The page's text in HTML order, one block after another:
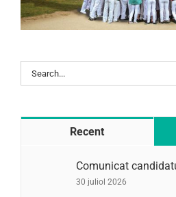
Search
for:
Recent
Comunicat
30 juliol 2026